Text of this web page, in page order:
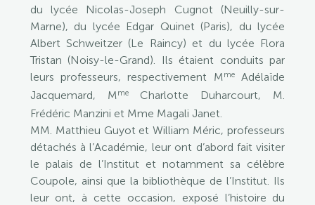
du lycée Nicolas-Joseph Cugnot (Neuilly-sur-
Marne), du lycée Edgar Quinet (Paris), du lycée
Albert Schweitzer (Le Raincy) et du lycée Flora
Tristan (Noisy-le-Grand). Ils étaient conduits par
leurs professeurs, respectivement MmeAdélaïde
Jacquemard, MmeCharlotte Duharcourt, M.
Frédéric Manzini et Mme Magali Janet.
MM. Matthieu Guyot et William Méric, professeurs
détachés à l’Académie, leur ont d’abord fait visiter
le palais de l’Institut et notamment sa célèbre
Coupole, ainsi que la bibliothèque de l’Institut. Ils
leur ont, à cette occasion, exposé l’histoire du